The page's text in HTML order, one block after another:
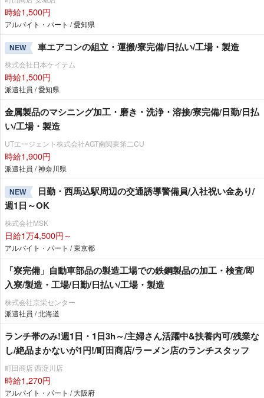
時給1,500円
アルバイト・パート / 愛知県
NEW 車エアコンの組立・運搬/寮完備/日払い/工場・製造
株式会社日本ケイテム
時給1,500円
派遣社員 / 愛知県
金属製品のマシニング加工・磨き・洗浄・溶接/寮完備/日勤/日払
い/工場・製造
UTエージェント株式会社AGT南関東第二CU
時給1,900円
派遣社員 / 神奈川県
NEW
日勤・西馬込駅周辺の交通誘導警備員/入社祝い金あり/
週1日～OK
株式会社MSK
日給1万4,500円～
アルバイト・パート / 東京都
「寮完備」自動車部品の製造工場での鉄鋼製品の加工・検査/即
入寮/製造・工場/日勤/日払い/工場・製造
株式会社京栄センター
派遣社員 / 北海道
ランチ帯のみ!週1日・1日3h～/主婦さん活躍中&扶養内可/残業な
し/絶品まかないが1円!/町田商店/ラーメン店のランチスタッフ
町田商店 西淀川店
時給1,270円
アルバイト・パート / 大阪府